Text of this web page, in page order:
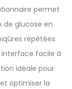
permet
de glucose en
répétées.
facile à
idéale pour
optimiser la